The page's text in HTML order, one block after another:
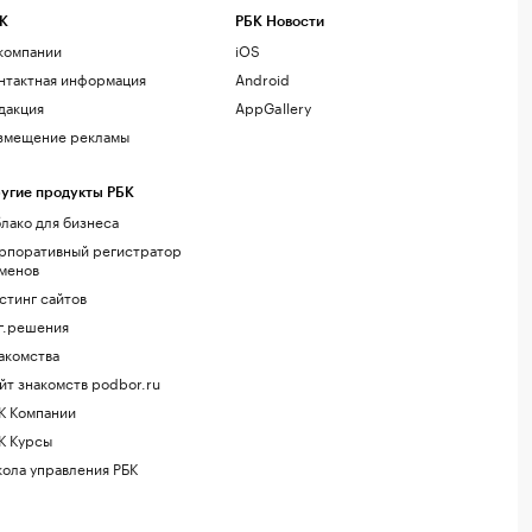
информация
рекламы
продукты РБК
для бизнеса
регистратор
сайтов
знакомств podbor.ru
Компании
Курсы
управления РБК
РБК Новости
iOS
Android
AppGallery